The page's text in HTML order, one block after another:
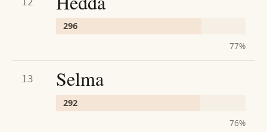
296
77%
13 Selma
292
76%